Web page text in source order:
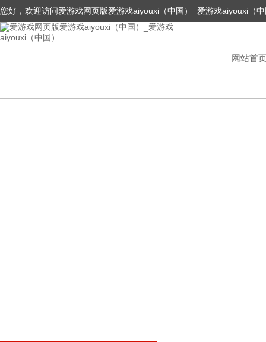
您好，欢迎访问爱游戏网页版爱游戏aiyouxi（中国）_爱游戏aiyouxi（
网站首